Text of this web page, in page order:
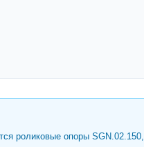
роликовые опоры SGN.02.150,